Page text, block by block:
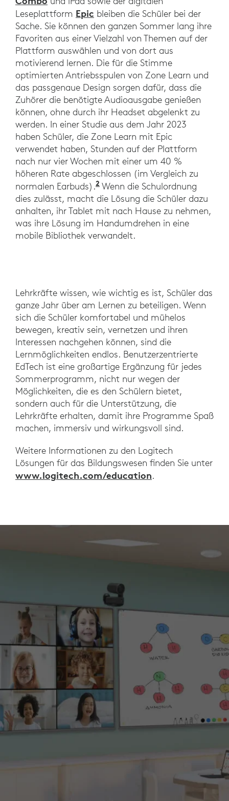
Leseplattform Epic bleiben die Schüler bei der
Sache. Sie können den ganzen Sommer lang ihre
Favoriten aus einer Vielzahl von Themen auf der
Plattform auswählen und von dort aus
motivierend lernen. Die für die Stimme
optimierten Antriebsspulen von Zone Learn und
das passgenaue Design sorgen dafür, dass die
Zuhörer die benötigte Audioausgabe genießen
können, ohne durch ihr Headset abgelenkt zu
werden. In einer Studie aus dem Jahr 2023
haben Schüler, die Zone Learn mit Epic
verwendet haben, Stunden auf der Plattform
nach nur vier Wochen mit einer um 40 %
höheren Rate abgeschlossen (im Vergleich zu
normalen Earbuds).2 https://
Wenn die Schulordnung
dies zulässt, macht die Lösung die Schüler dazu
anhalten, ihr Tablet mit nach Hause zu nehmen,
was ihre Lösung im Handumdrehen in eine
mobile Bibliothek verwandelt.
Lehrkräfte wissen, wie wichtig es ist, Schüler das
ganze Jahr über am Lernen zu beteiligen. Wenn
sich die Schüler komfortabel und mühelos
bewegen, kreativ sein, vernetzen und ihren
Interessen nachgehen können, sind die
Lernmöglichkeiten endlos. Benutzerzentrierte
EdTech ist eine großartige Ergänzung für jedes
Sommerprogramm, nicht nur wegen der
Möglichkeiten, die es den Schülern bietet,
sondern auch für die Unterstützung, die
Lehrkräfte erhalten, damit ihre Programme Spaß
machen, immersiv und wirkungsvoll sind.
Weitere Informationen zu den Logitech
Lösungen für das Bildungswesen finden Sie unter
www.logitech.com/education.